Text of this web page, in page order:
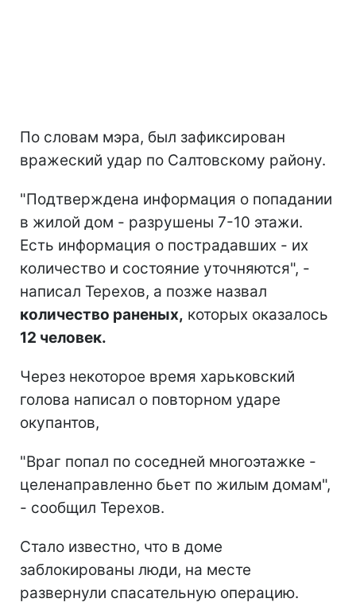
По словам мэра, был зафиксирован
вражеский удар по Салтовскому району.
"Подтверждена информация о попадании
в жилой дом - разрушены 7-10 этажи.
Есть информация о пострадавших - их
количество и состояние уточняются", -
написал Терехов, а позже назвал
количество раненых, которых оказалось
12 человек.
Через некоторое время харьковский
голова написал о повторном ударе
окупантов,
"Враг попал по соседней многоэтажке -
целенаправленно бьет по жилым домам",
- сообщил Терехов.
Стало известно, что в доме
заблокированы люди, на месте
развернули спасательную операцию.